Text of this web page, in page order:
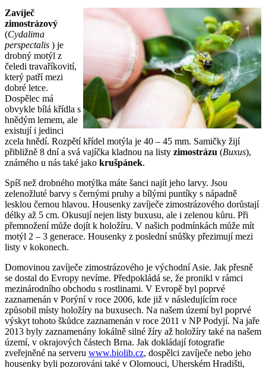
Zavíječ
zimostrázový
(Cydalima
perspectalis ) je
drobný motýl z
čeledi travaříkovití,
který patří mezi
dobré letce.
Dospělec má
obvykle bílá křídla s
hnědým lemem, ale
existují i jedinci
zcela hnědí. Rozpětí křídel motýla je 40 – 45 mm. Samičky žijí
přibližně 8 dní a svá vajíčka kladnou na listy zimostrázu (Buxus),
známého u nás také jako krušpánek.
Spíš než drobného motýlka máte šanci najít jeho larvy. Jsou
zelenožluté barvy s černými pruhy a bílými puntíky s nápadně
lesklou černou hlavou. Housenky zavíječe zimostrázového dorůstají
délky až 5 cm. Okusují nejen listy buxusu, ale i zelenou kůru. Při
přemnožení může dojít k holožíru. V našich podmínkách může mít
motýl 2 – 3 generace. Housenky z poslední snůšky přezimují mezi
listy v kokonech.
Domovinou zavíječe zimostrázového je východní Asie. Jak přesně
se dostal do Evropy nevíme. Předpokládá se, že pronikl v rámci
mezinárodního obchodu s rostlinami. V Evropě byl poprvé
zaznamenán v Porýní v roce 2006, kde již v následujícím roce
způsobil místy holožíry na buxusech. Na našem území byl poprvé
výskyt tohoto škůdce zaznamenán v roce 2011 v NP Podyjí. Na jaře
2013 byly zaznamenány lokálně silné žíry až holožíry také na našem
území, v okrajových částech Brna. Jak dokládají fotografie
zveřejněné na serveru www.biolib.cz, dospělci zavíječe nebo jeho
housenky byli pozorováni také v Olomouci, Uherském Hradišti,